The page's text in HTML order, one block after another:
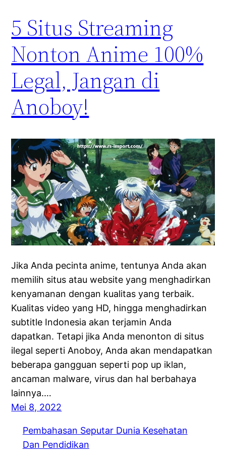
5 Situs Streaming
Nonton Anime 100%
Legal, Jangan di
Anoboy!
Jika Anda pecinta anime, tentunya Anda akan
memilih situs atau website yang menghadirkan
kenyamanan dengan kualitas yang terbaik.
Kualitas video yang HD, hingga menghadirkan
subtitle Indonesia akan terjamin Anda
dapatkan. Tetapi jika Anda menonton di situs
ilegal seperti Anoboy, Anda akan mendapatkan
beberapa gangguan seperti pop up iklan,
ancaman malware, virus dan hal berbahaya
lainnya.…
Mei 8, 2022
Pembahasan Seputar Dunia Kesehatan
Dan Pendidikan